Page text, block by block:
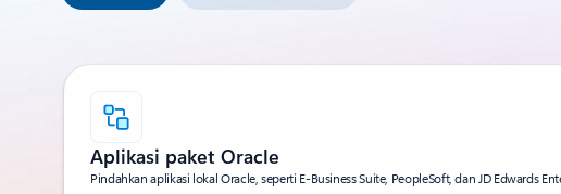
Menampilkan 1-2 dari 6 slide
Aplikasi paket Oracle
Pindahkan aplikasi lokal Oracle, seperti E-Business Suite, PeopleSoft, dan JD Edwards